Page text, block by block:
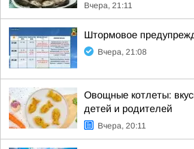
Вчера, 21:11
Штормовое
Вчера, 21:08
Овощные котлеты:
детей и родителей
Вчера, 20:11